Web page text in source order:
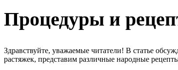
Процедуры и
Здравствуйте, уважаемые читатели! В статье
растяжек, представим различные народные